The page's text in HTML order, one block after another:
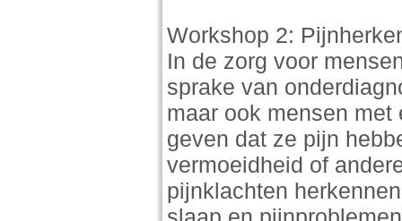
Workshop 2:
In de zorg voor
sprake van
maar ook mensen
geven dat ze pijn
vermoeidheid of
pijnklachten